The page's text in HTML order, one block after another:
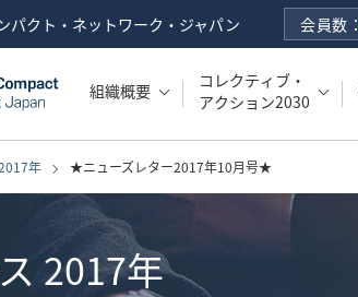
組織概要
コレクティブ・
アクション2030
パクト・ネットワーク・ジャパン 会員数：
年 ★ニューズレター2017年10月号★
2017年